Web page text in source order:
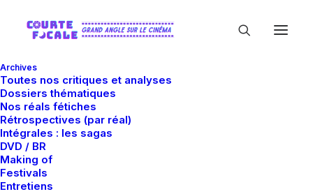
Archives
Toutes nos critiques et analyses
Dossiers thématiques
Nos réals fétiches
Rétrospectives (par réal)
Intégrales : les sagas
DVD / BR
Making of
Festivals
Entretiens